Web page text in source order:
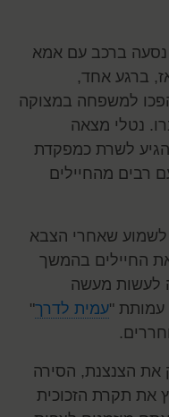
היא המשיכה וסיפרה איך בגיל 8 נסעה ברכב עם אמא
ברגע אחד,
למשפחה במצוקה
נטלי מצאה
לשרת כמפקדת
רבים מהחיילים
שאחרי הצבא
החיילים בהמשך
לעשות מעשה
עמותת "עמית לדרך"
את הצנצנת, הסירה
את תקרת הזכוכית